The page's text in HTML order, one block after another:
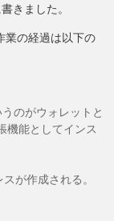
きました。
業の経過は以下の
のがウォレットと
機能としてインス
が作成される。